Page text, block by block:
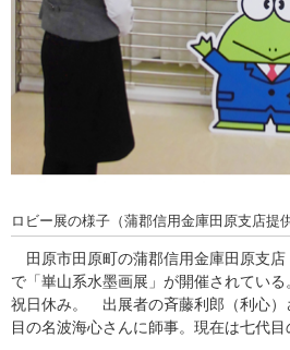
ロビー展の様子（蒲郡信用金庫田原支店提供
田原市田原町の蒲郡信用金庫田原支店
で「崋山系水墨画展」が開催されてい
祝日休み。 出展者の斉藤利郎（利心）
目の名波海心さんに師事。現在は七代目